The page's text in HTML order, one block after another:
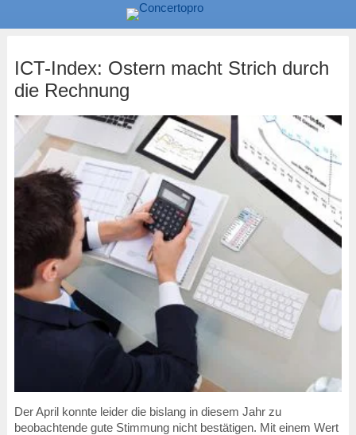
ICT-Index: Ostern macht Strich durch
die Rechnung
Der April konnte leider die bislang in diesem Jahr zu
beobachtende gute Stimmung nicht bestätigen. Mit einem Wert